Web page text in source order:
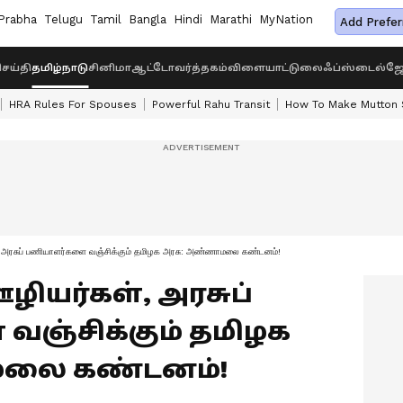
Telugu Tamil Bangla Hindi Marathi MyNation Add
தமிழ்நாடுசினிமாஆட்டோவர்த்தகம்விளையாட்டுலைஃப்ஸ்டைல்
HRA Rules For Spouses Powerful Rahu Transit How To Make Mutton
பணியாளர்களை வஞ்சிக்கும் தமிழக அரசு: அண்ணாமலை கண்டனம்!
அரசுப்
தமிழக
கண்டனம்!